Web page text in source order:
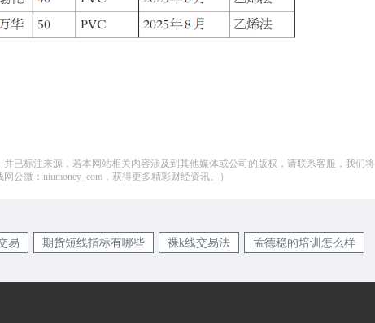
并已标注来源，若本网站相关内容涉及到其他媒体或公司的版权，请联系客服，我们将
公微：niumoney_com，获得更多精彩财经资讯。）
易 期货短线指标有哪些 裸k线交易法 孟德稳的培训怎么样